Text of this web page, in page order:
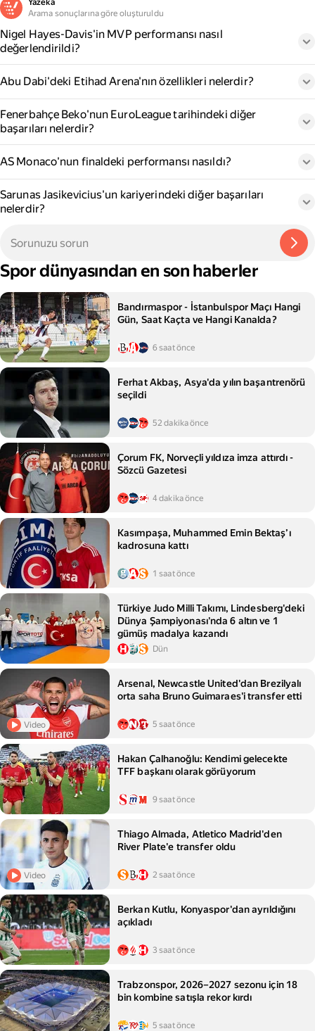
Yazeka
Arama sonuçlarına göre oluşturuldu
Nigel Hayes-Davis'in MVP performansı nasıl
değerlendirildi?
Abu Dabi'deki Etihad Arena'nın özellikleri nelerdir?
Fenerbahçe Beko'nun EuroLeague tarihindeki diğer
başarıları nelerdir?
AS Monaco'nun finaldeki performansı nasıldı?
Sarunas Jasikevicius'un kariyerindeki diğer başarıları
nelerdir?
Spor dünyasından en son haberler
Bandırmaspor - İstanbulspor Maçı Hangi
Gün, Saat Kaçta ve Hangi Kanalda?
6 saat önce
Ferhat Akbaş, Asya'da yılın başantrenörü
seçildi
52 dakika önce
Çorum FK, Norveçli yıldıza imza attırdı -
Sözcü Gazetesi
4 dakika önce
Kasımpaşa, Muhammed Emin Bektaş’ı
kadrosuna kattı
1 saat önce
Türkiye Judo Milli Takımı, Lindesberg'deki
Dünya Şampiyonası'nda 6 altın ve 1
gümüş madalya kazandı
Dün
Video
Arsenal, Newcastle United'dan Brezilyalı
orta saha Bruno Guimaraes'i transfer etti
5 saat önce
Hakan Çalhanoğlu: Kendimi gelecekte
TFF başkanı olarak görüyorum
9 saat önce
Video
Thiago Almada, Atletico Madrid'den
River Plate'e transfer oldu
2 saat önce
Berkan Kutlu, Konyaspor'dan ayrıldığını
açıkladı
3 saat önce
Trabzonspor, 2026–2027 sezonu için 18
bin kombine satışla rekor kırdı
5 saat önce